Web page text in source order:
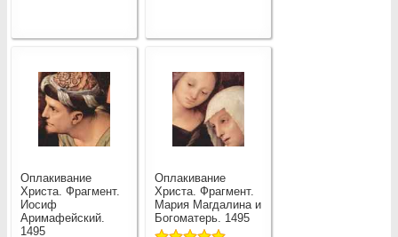
Оплакивание
Христа. Фрагмент.
Иосиф
Аримафейский.
1495
Оплакивание
Христа. Фрагмент.
Мария Магдалина и
Богоматерь. 1495